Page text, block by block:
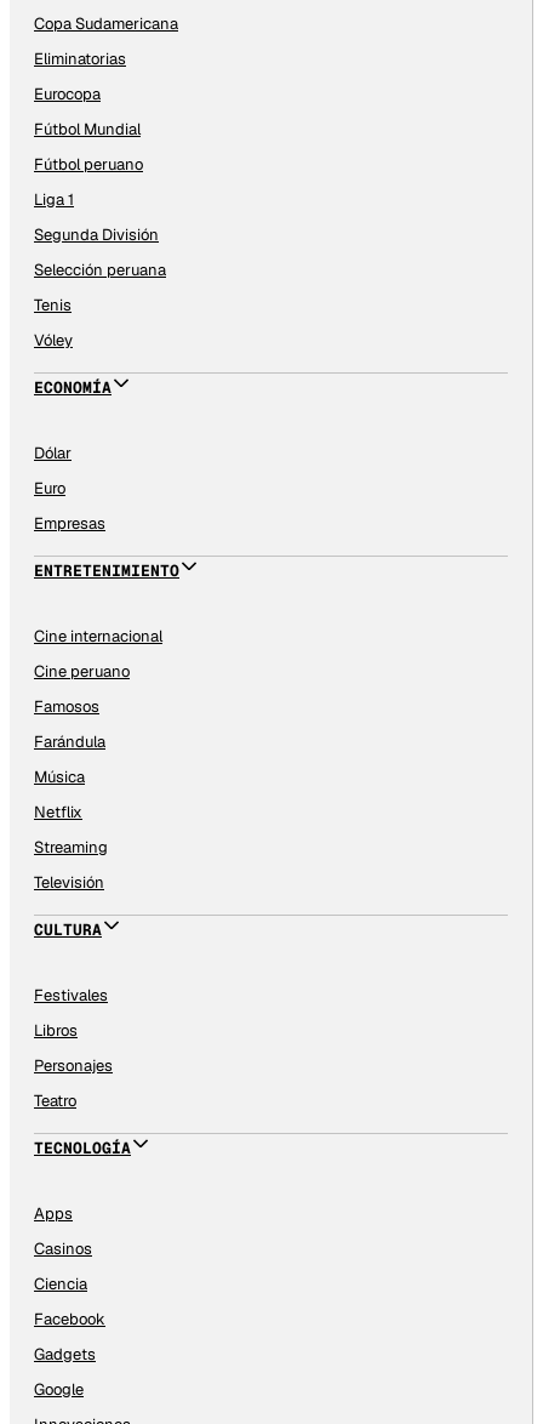
Copa Sudamericana
Eliminatorias
Eurocopa
Fútbol Mundial
Fútbol peruano
Liga 1
Segunda División
Selección peruana
Tenis
Vóley
ECONOMÍA
Dólar
Euro
Empresas
ENTRETENIMIENTO
Cine internacional
Cine peruano
Famosos
Farándula
Música
Netflix
Streaming
Televisión
CULTURA
Festivales
Libros
Personajes
Teatro
TECNOLOGÍA
Apps
Casinos
Ciencia
Facebook
Gadgets
Google